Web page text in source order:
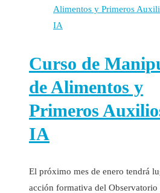
Curso de
de Alimentos y
Primeros
IA
El próximo mes de enero tendrá
acción formativa del Observatorio